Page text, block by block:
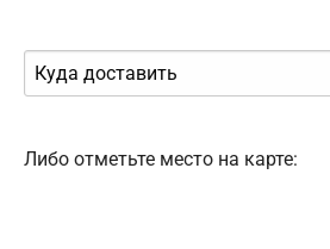
Либо отметьте место на карте: